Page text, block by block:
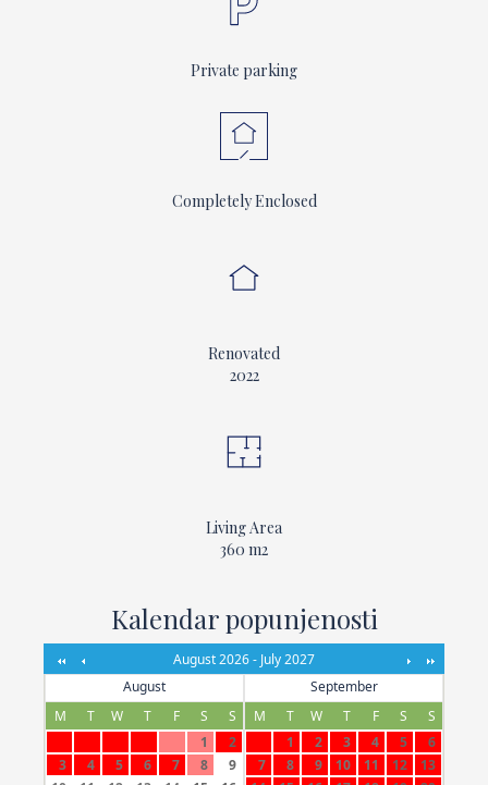
Private parking
Completely Enclosed
Renovated
2022
Living Area
360 m2
Kalendar popunjenosti
August 2026 - July 2027
August
M
T W T F S
S
1
2
3
4 5 6 7 8
9
September
M
T W T F S
S
1
2 3 4 5
6
7
8 9 10 11 12
13